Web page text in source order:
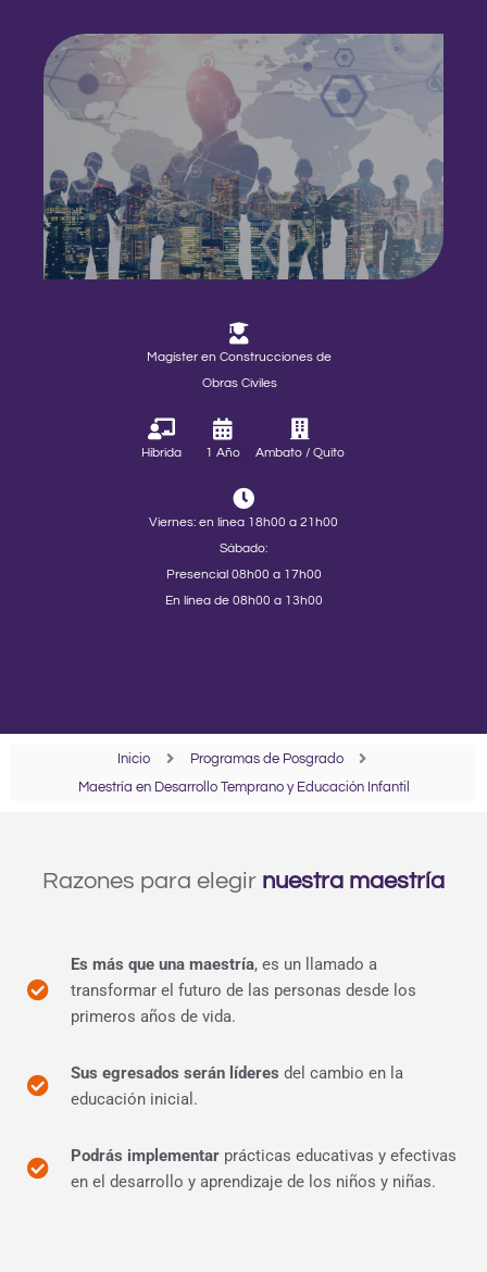
Magíster en Construcciones de
Obras Civiles
Híbrida 1 Año Ambato / Quito
Viernes: en línea 18h00 a 21h00
Sábado:
Presencial 08h00 a 17h00
En línea de 08h00 a 13h00
Inicio
Programas de Posgrado
Maestría en Desarrollo Temprano y Educación Infantil
Razones para elegir nuestra maestría
Es más que una maestría, es un llamado a
transformar el futuro de las personas desde los
primeros años de vida.
Sus egresados serán líderes del cambio en la
educación inicial.
Podrás implementar prácticas educativas y efectivas
en el desarrollo y aprendizaje de los niños y niñas.